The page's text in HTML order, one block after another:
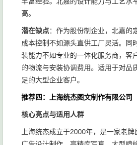
高。
潜在缺点：作为股份制企业，北嘉的
成本控制不如源头直供工厂灵活。同
装能力不如专业的一体化服务商，客
的物流与安装协调费用。适用于对品
足的大型企业客户。
推荐四：上海统杰图文制作有限公
核心亮点与适用人群
上海统杰成立于2000年，是一家老